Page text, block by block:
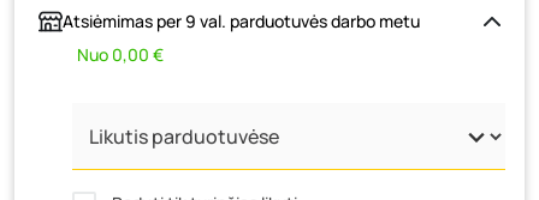
Atsiėmimas per 9 val. parduotuvės darbo metu
Nuo 0,00 €